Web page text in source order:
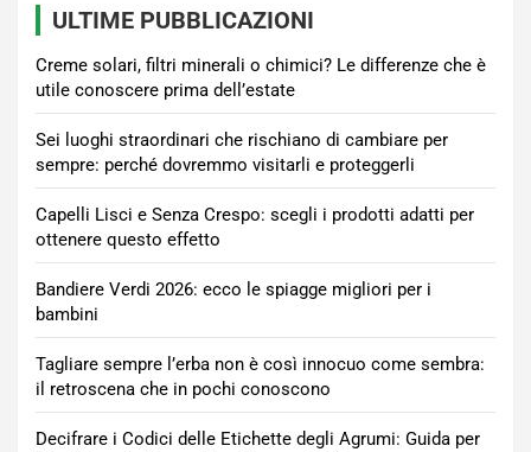
ULTIME PUBBLICAZIONI
Creme solari, filtri minerali o chimici? Le differenze che è
utile conoscere prima dell’estate
Sei luoghi straordinari che rischiano di cambiare per
sempre: perché dovremmo visitarli e proteggerli
Capelli Lisci e Senza Crespo: scegli i prodotti adatti per
ottenere questo effetto
Bandiere Verdi 2026: ecco le spiagge migliori per i
bambini
Tagliare sempre l’erba non è così innocuo come sembra:
il retroscena che in pochi conoscono
Decifrare i Codici delle Etichette degli Agrumi: Guida per